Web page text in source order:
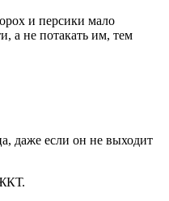
и персики мало
а не потакать им, тем
даже если он не выходит